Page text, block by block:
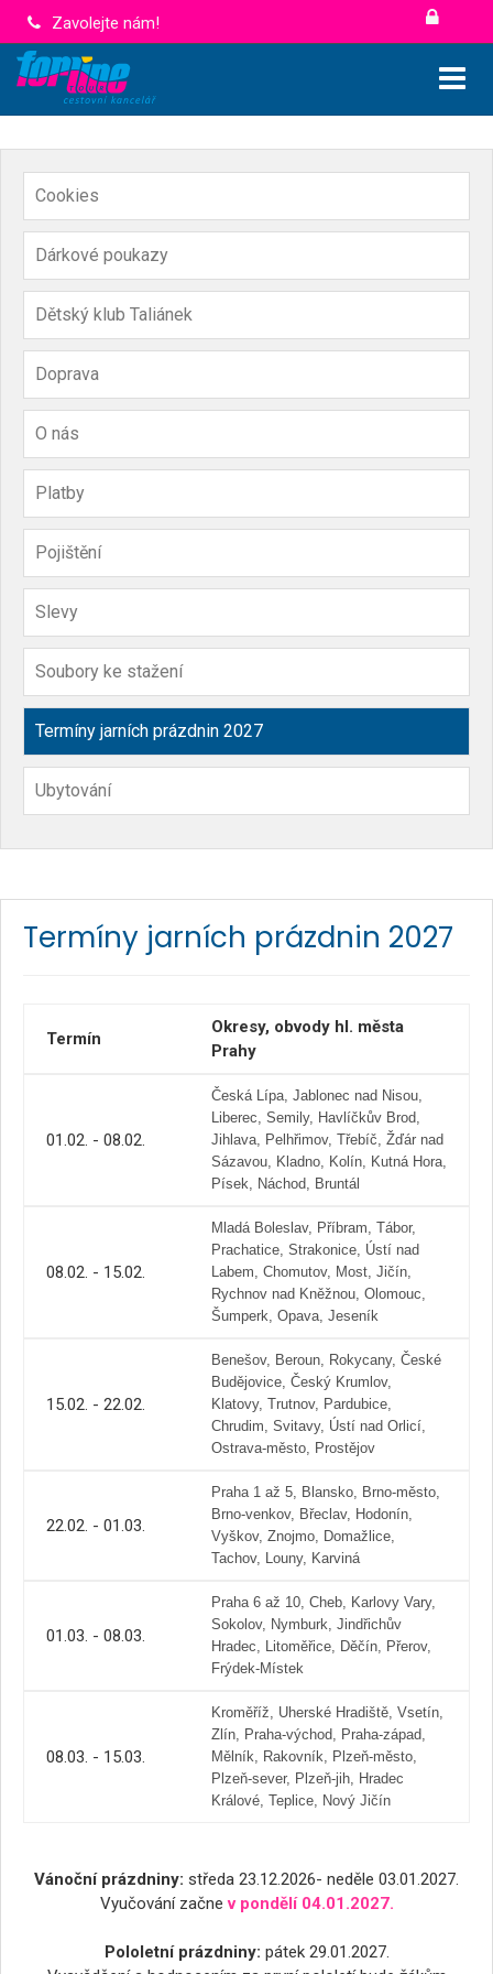
Zavolejte nám!
Cookies
Dárkové poukazy
Dětský klub Taliánek
Doprava
O nás
Platby
Pojištění
Slevy
Soubory ke stažení
Termíny jarních prázdnin 2027
Ubytování
Termíny jarních prázdnin 2027
Termín
Okresy, obvody hl. města
Prahy
01.02. - 08.02.
Česká Lípa, Jablonec nad Nisou,
Liberec, Semily, Havlíčkův Brod,
Jihlava, Pelhřimov, Třebíč, Žďár nad
Sázavou, Kladno, Kolín, Kutná Hora,
Písek, Náchod, Bruntál
08.02. - 15.02.
Mladá Boleslav, Příbram, Tábor,
Prachatice, Strakonice, Ústí nad
Labem, Chomutov, Most, Jičín,
Rychnov nad Kněžnou, Olomouc,
Šumperk, Opava, Jeseník
15.02. - 22.02.
Benešov, Beroun, Rokycany, České
Budějovice, Český Krumlov,
Klatovy, Trutnov, Pardubice,
Chrudim, Svitavy, Ústí nad Orlicí,
Ostrava-město, Prostějov
22.02. - 01.03.
Praha 1 až 5, Blansko, Brno-město,
Brno-venkov, Břeclav, Hodonín,
Vyškov, Znojmo, Domažlice,
Tachov, Louny, Karviná
01.03. - 08.03.
Praha 6 až 10, Cheb, Karlovy Vary,
Sokolov, Nymburk, Jindřichův
Hradec, Litoměřice, Děčín, Přerov,
Frýdek-Místek
08.03. - 15.03.
Kroměříž, Uherské Hradiště, Vsetín,
Zlín, Praha-východ, Praha-západ,
Mělník, Rakovník, Plzeň-město,
Plzeň-sever, Plzeň-jih, Hradec
Králové, Teplice, Nový Jičín
Vánoční prázdniny: středa 23.12.2026- neděle 03.01.2027.
Vyučování začnev pondělí 04.01.2027.
Pololetní prázdniny: pátek 29.01.2027.